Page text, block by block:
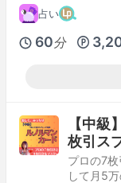
占い
60分
【中
枚引ス
プロの7
して月5